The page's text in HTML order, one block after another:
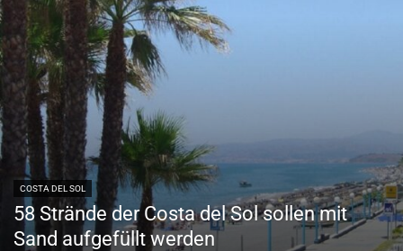
COSTA DEL SOL
58 Strände der Costa del Sol sollen mit
Sand aufgefüllt werden